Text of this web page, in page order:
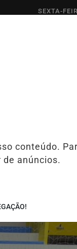
SEXTA-
conteúdo.
anúncios.